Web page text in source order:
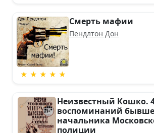
★ ★ ★ ★ ★
Смерть мафии
Пендлтон Дон
Неизвестный Кошко.
воспоминаний
начальника
полиции